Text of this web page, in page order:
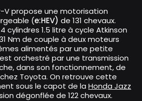
V propose une motorisation
(e:HEV) de 131 chevaux.
cylindres 1.5 litre à cycle Atkinson
Nm de couple à deux moteurs
alimentés par une petite
orchestré par une transmission
dans son fonctionnement, de
Toyota. On retrouve cette
sous le capot de la Honda Jazz
dégonflée de 122 chevaux.